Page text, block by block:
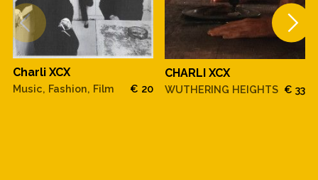
Charli XCX
Music, Fashion, Film € 20
CHARLI XCX
WUTHERING HEIGHTS € 33